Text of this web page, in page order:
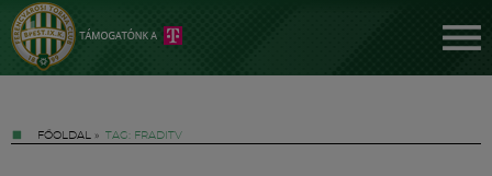
FŐOLDAL » TAG: FRADITV